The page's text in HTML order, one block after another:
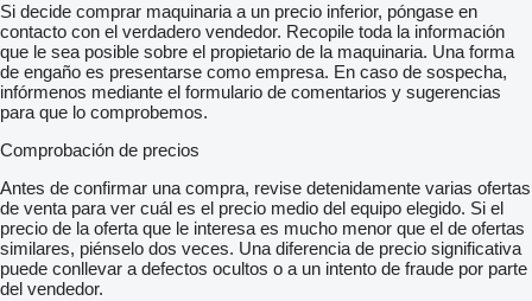
Si decide comprar maquinaria a un precio inferior, póngase en
contacto con el verdadero vendedor. Recopile toda la información
que le sea posible sobre el propietario de la maquinaria. Una forma
de engaño es presentarse como empresa. En caso de sospecha,
infórmenos mediante el formulario de comentarios y sugerencias
para que lo comprobemos.
Comprobación de precios
Antes de confirmar una compra, revise detenidamente varias ofertas
de venta para ver cuál es el precio medio del equipo elegido. Si el
precio de la oferta que le interesa es mucho menor que el de ofertas
similares, piénselo dos veces. Una diferencia de precio significativa
puede conllevar a defectos ocultos o a un intento de fraude por parte
del vendedor.